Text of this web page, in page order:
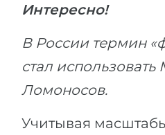
Интересно!
В России термин
стал
Ломоносов.
Учитывая